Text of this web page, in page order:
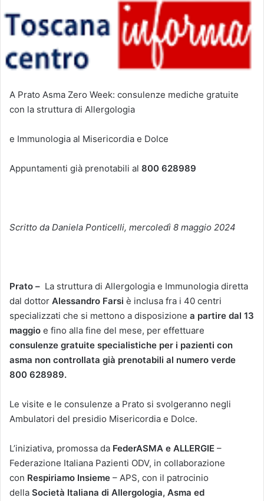
A Prato Asma Zero Week: consulenze mediche gratuite
con la struttura di Allergologia
e Immunologia al Misericordia e Dolce
Appuntamenti già prenotabili al 800 628989
Scritto da Daniela Ponticelli, mercoledì 8 maggio 2024
Prato – La struttura di Allergologia e Immunologia diretta
dal dottor Alessandro Farsi è inclusa fra i 40 centri
specializzati che si mettono a disposizione a partire dal 13
maggio e fino alla fine del mese, per effettuare
consulenze gratuite specialistiche per i pazienti con
asma non controllata già prenotabili al numero verde
800 628989.
Le visite e le consulenze a Prato si svolgeranno negli
Ambulatori del presidio Misericordia e Dolce.
L’iniziativa, promossa da FederASMA e ALLERGIE –
Federazione Italiana Pazienti ODV, in collaborazione
con Respiriamo Insieme – APS, con il patrocinio
della Società Italiana di Allergologia, Asma ed